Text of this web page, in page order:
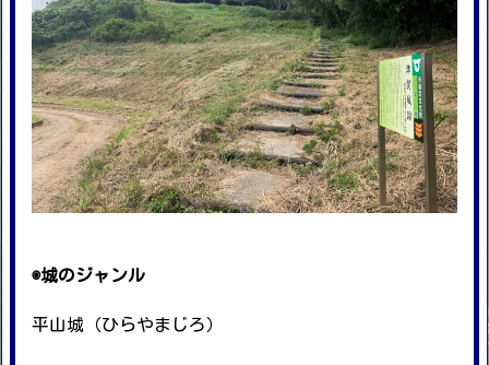
◉城のジャンル
平山城（ひらやまじろ）